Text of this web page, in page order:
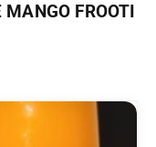
FROOTI